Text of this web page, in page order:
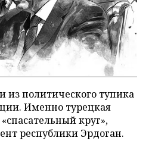
из политического тупика
Именно турецкая
круг»,
республики Эрдоган.